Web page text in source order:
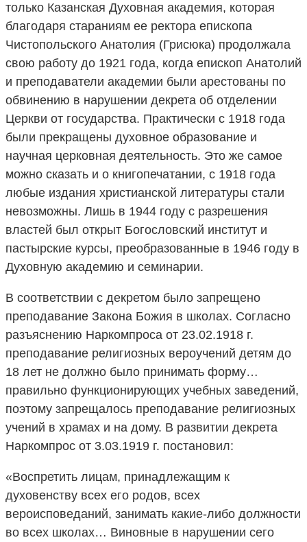
только Казанская Духовная академия, которая
благодаря стараниям ее ректора епископа
Чистопольского Анатолия (Грисюка) продолжала
свою работу до 1921 года, когда епископ Анатолий
и преподаватели академии были арестованы по
обвинению в нарушении декрета об отделении
Церкви от государства. Практически с 1918 года
были прекращены духовное образование и
научная церковная деятельность. Это же самое
можно сказать и о книгопечатании, с 1918 года
любые издания христианской литературы стали
невозможны. Лишь в 1944 году с разрешения
властей был открыт Богословский институт и
пастырские курсы, преобразованные в 1946 году в
Духовную академию и семинарии.
В соответствии с декретом было запрещено
преподавание Закона Божия в школах. Согласно
разъяснению Наркомпроса от 23.02.1918 г.
преподавание религиозных вероучений детям до
18 лет не должно было принимать форму…
правильно функционирующих учебных заведений,
поэтому запрещалось преподавание религиозных
учений в храмах и на дому. В развитии декрета
Наркомпрос от 3.03.1919 г. постановил:
«Воспретить лицам, принадлежащим к
духовенству всех его родов, всех
вероисповеданий, занимать какие-либо должности
во всех школах… Виновные в нарушении сего